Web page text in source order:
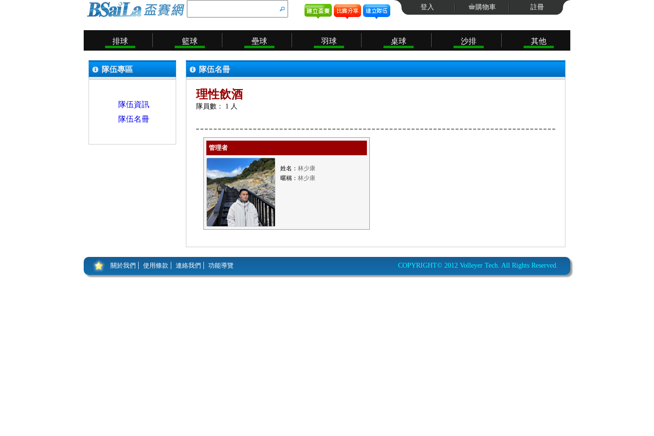
登入 購物車 註冊
排球 籃球 壘球 羽球 桌球 沙排 其他
隊伍專區
隊伍資訊
隊伍名冊
隊伍名冊
理性飲酒
隊員數： 1 人
管理者
姓名： 林少康
暱稱： 林少康
關於我們 使用條款 連絡我們 功能導覽 COPYRIGHT© 2012 Volleyer Tech. All Rights Reserved.